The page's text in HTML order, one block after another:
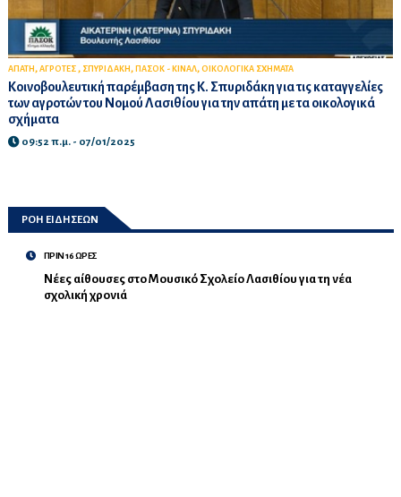
ΑΠΑΤΗ , ΑΓΡΟΤΕΣ , ΣΠΥΡΙΔΑΚΗ , ΠΑΣΟΚ - ΚΙΝΑΛ, ΟΙΚΟΛΟΓΙΚΑ ΣΧΗΜΑΤΑ
Κοινοβουλευτική παρέμβαση της Κ. Σπυριδάκη για τις καταγγελίες
των αγροτών του Νομού Λασιθίου για την απάτη με τα οικολογικά
σχήματα
09:52 π.μ. - 07/01/2025
ΡΟΗ ΕΙΔΗΣΕΩΝ
ΠΡΙΝ 16 ΩΡΕΣ
Νέες αίθουσες στο Μουσικό Σχολείο Λασιθίου για τη νέα
σχολική χρονιά